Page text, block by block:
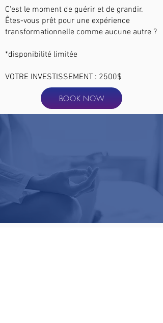
C'est le moment de guérir et de grandir.
Êtes-vous prêt pour une expérience
transformationnelle comme aucune autre ?
*disponibilité limitée
VOTRE INVESTISSEMENT : 2500$
BOOK NOW